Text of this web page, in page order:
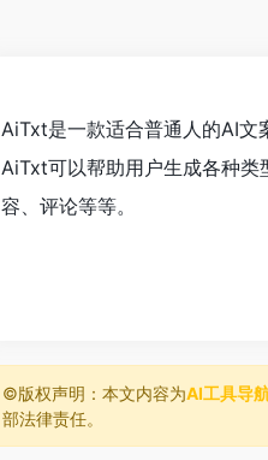
AiTxt是一款适合普通人的AI文
AiTxt可以帮助用户生成各种类
容、评论等等。
©️版权声明：本文内容为AI工具导
部法律责任。